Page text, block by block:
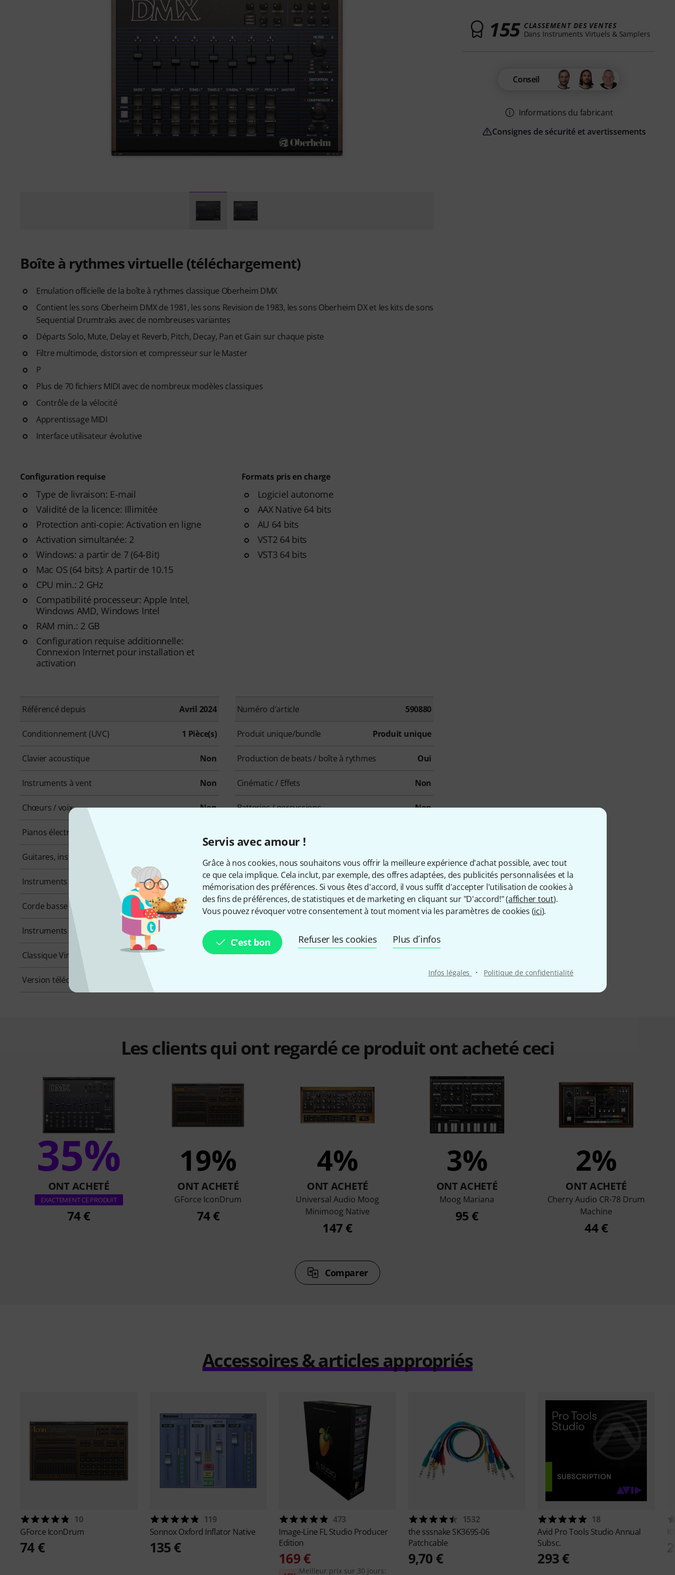
Servis avec amour !
Grâce à nos cookies, nous souhaitons vous offrir la meilleure expérience d'achat possible, avec tout
ce que cela implique. Cela inclut, par exemple, des offres adaptées, des publicités personnalisées et la
mémorisation des préférences. Si vous êtes d'accord, il vous suffit d'accepter l'utilisation de cookies à
des fins de préférences, de statistiques et de marketing en cliquant sur "D'accord!" (afficher tout).
Vous pouvez révoquer votre consentement à tout moment via les paramètres de cookies (ici).
C'est bon Refuser les cookies Plus d´infos
Infos légales · Politique de confidentialité
Boîte à rythmes virtuelle (téléchargement)
Emulation officielle de la boîte à rythmes classique Oberheim DMX
Contient les sons Oberheim DMX de 1981, les sons Revision de 1983, les sons Oberheim DX et les kits de sons
Sequential Drumtraks avec de nombreuses variantes
Départs Solo, Mute, Delay et Reverb, Pitch, Decay, Pan et Gain sur chaque piste
Filtre multimode, distorsion et compresseur sur le Master
P
Plus de 70 fichiers MIDI avec de nombreux modèles classiques
Contrôle de la vélocité
Apprentissage MIDI
Interface utilisateur évolutive
Configuration requise
Type de livraison: E-mail
Validité de la licence: Illimitée
Protection anti-copie: Activation en ligne
Activation simultanée: 2
Windows: a partir de 7 (64-Bit)
Mac OS (64 bits): A partir de 10.15
CPU min.: 2 GHz
Compatibilité processeur: Apple Intel,
Windows AMD, Windows Intel
RAM min.: 2 GB
Configuration requise additionnelle:
Connexion Internet pour installation et
activation
Formats pris en charge
Logiciel autonome
AAX Native 64 bits
AU 64 bits
VST2 64 bits
VST3 64 bits
Référencé depuis Avril 2024 Numéro d'article 590880
Conditionnement (UVC) 1 Pièce(s) Produit unique/bundle Produit unique
Clavier acoustique Non Production de beats / boîte à rythmes Oui
Instruments à vent Non Cinématic / Effets Non
Chœurs / voix Non Batteries / percussions Non
Pianos électriques
Guitares, instruments à cordes pincées Non Loops / Construction-Kits
Instruments d'orchestre Non Orgues Non
Corde basse Non Sampler Non
Instruments à cordes frottées Non Synthétiseurs
Classique Vintage Oui Contrôleur hardware
Version téléchargeable
155 CLASSEMENT DES VENTES
Dans Instruments Virtuels & Samplers
Conseil
Informations du fabricant
Consignes de sécurité et avertissements
Les clients qui ont regardé ce produit ont acheté ceci
35%
ONT ACHETÉ
EXACTEMENT CE PRODUIT
74 €
19%
ONT ACHETÉ
GForce IconDrum
74 €
4%
ONT ACHETÉ
Universal Audio Moog
Minimoog Native
147 €
3%
ONT ACHETÉ
Moog Mariana
95 €
2%
ONT ACHETÉ
Cherry Audio CR-78 Drum
Machine
44 €
Comparer
Accessoires & articles appropriés
10
GForce IconDrum
74 €
119
SonnoxOxford Inflator Native
135 €
473
Image-Line FL Studio Producer
Edition
169 €
Meilleur prix sur 30 jours:
1532
the sssnake SK369S-06
Patchcable
9,70 €
18
Avid Pro Tools Studio Annual
Subsc.
293 €